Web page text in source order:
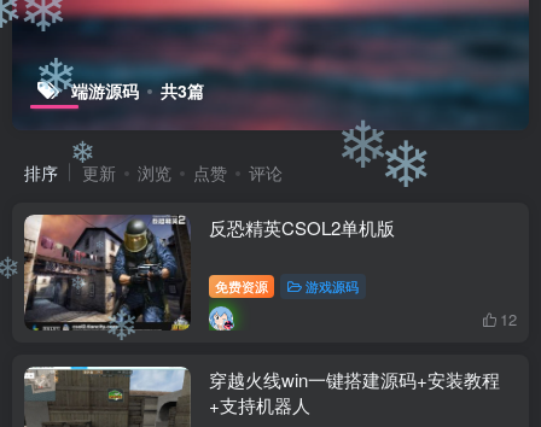
端游源码 共3篇
排序 更新 浏览 点赞 评论
反恐精英CSOL2单机版
免费资源 游戏源码
12
穿越火线win一键搭建源码+安装教程
+支持机器人
❄
❄
❄
❄
❄
❄ ❄
❄